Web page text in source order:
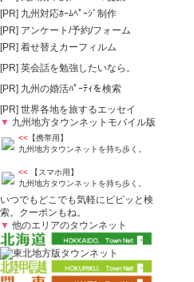
[PR] 九州対応ﾎｰﾑﾍﾟｰｼﾞ制作
[PR] アンケート/予約/フォーム
[PR] 着せ替えカーフィルム
[PR] 英会話を勉強したいなら。
[PR] 九州の婚活ﾊﾟｰﾃｨを検索
[PR] 世界各地を旅するエッセイ
▼ 九州地方タウンネットモバイル版
<< 【携帯用】
九州地方タウンネットを持ち歩く。
<< 【スマホ用】
九州地方タウンネットを持ち歩く。
いつでもどこでも気軽にピピッと検
索。クーポンもね。
▼ 他のエリアのタウンネット